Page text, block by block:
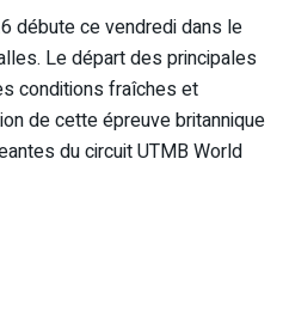
débute ce vendredi dans le
Le départ des principales
conditions fraîches et
de cette épreuve britannique
du circuit UTMB World